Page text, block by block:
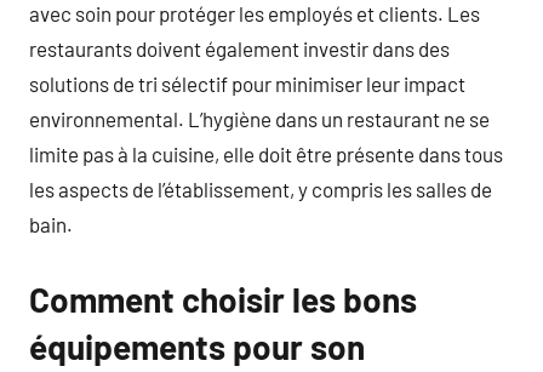
avec soin pour protéger les employés et clients. Les
restaurants doivent également investir dans des
solutions de tri sélectif pour minimiser leur impact
environnemental. L’hygiène dans un restaurant ne se
limite pas à la cuisine, elle doit être présente dans tous
les aspects de l’établissement, y compris les salles de
bain.
Comment choisir les bons
équipements pour son